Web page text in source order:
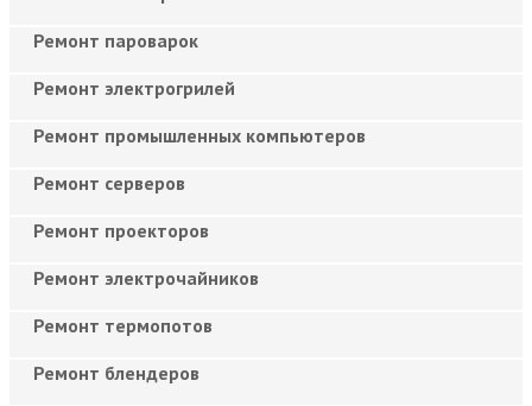
Ремонт пароварок
Ремонт электрогрилей
Ремонт промышленных компьютеров
Ремонт серверов
Ремонт проекторов
Ремонт электрочайников
Ремонт термопотов
Ремонт блендеров